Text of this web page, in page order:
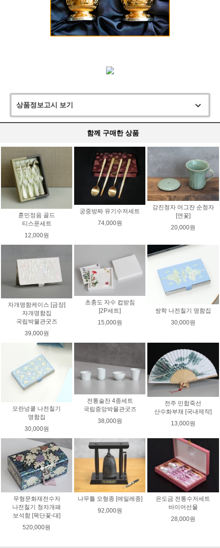
상품정보고시 보기
함께 구매한 상품
훈민정음 골드
티스푼세트
12,000원
궁중방짜 유기수저세트
74,000원
강진청자 머그잔 순청자
[연꽃]
20,000원
자개명함케이스 [금장]
자개명함집
국립박물관굿즈
39,000원
초충도 자수 컵받침
[2P세트]
15,000원
쌍학 나전칠기 명함집
30,000원
모란넝쿨 나전칠기
명함집
30,000원
전통술잔 4종세트
국립중앙박물관굿즈
38,000원
전주 민합죽선
산수화부채 [국내제작]
13,000원
무형문화재전수자
나전칠기 청자개패
보석함 [목단꽃-대]
520,000원
나무틀 모형종 [에밀레종]
92,000원
은도금 전통수저세트
바이어선물
28,000원